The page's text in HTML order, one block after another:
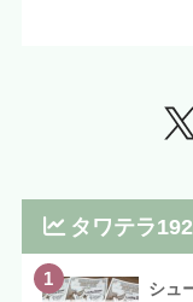
タワテラ
1
シュ